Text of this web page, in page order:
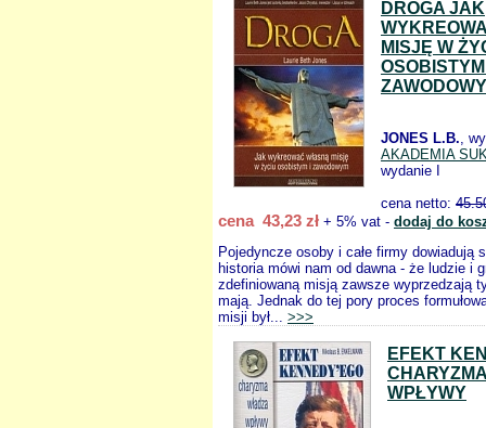
DROGA JAK
MISJĘ W
JONES L.B.,
AKADEMIA
wydanie I
cena netto:
cena 43,23 zł + 5% vat - dodaj do
Pojedyncze osoby i całe firmy dowiadują
historia mówi nam od dawna - że ludzie i
zdefiniowaną misją zawsze wyprzedzają
mają. Jednak do tej pory proces
misji był... >>>
EFEKT
WPŁYWY